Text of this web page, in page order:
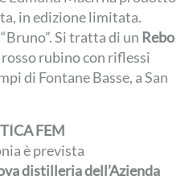
in edizione limitata.
Si tratta di un Rebo
rubino con riflessi
di Fontane Basse, a San
FEM
è prevista
distilleria dell’Azienda